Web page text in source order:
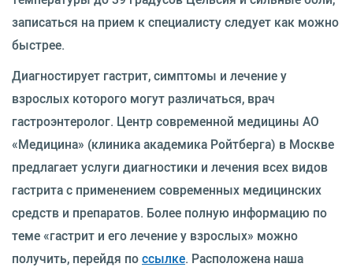
записаться на прием к специалисту следует как можно
быстрее.
Диагностирует гастрит, симптомы и лечение у
взрослых которого могут различаться, врач
гастроэнтеролог. Центр современной медицины АО
«Медицина» (клиника академика Ройтберга) в Москве
предлагает услуги диагностики и лечения всех видов
гастрита с применением современных медицинских
средств и препаратов. Более полную информацию по
теме «гастрит и его лечение у взрослых» можно
получить, перейдя поссылке. Расположена наша